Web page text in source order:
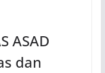
ASAD
dan